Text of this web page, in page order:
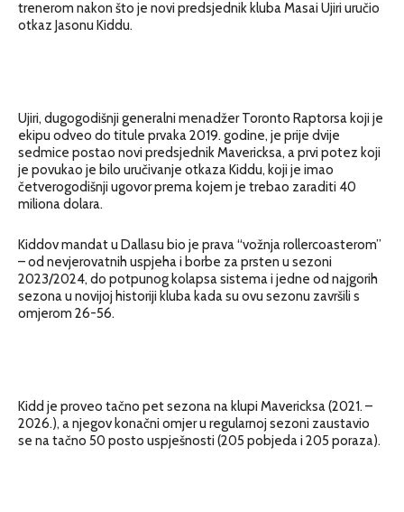
trenerom nakon što je novi predsjednik kluba Masai Ujiri uručio
otkaz Jasonu Kiddu.
Ujiri, dugogodišnji generalni menadžer Toronto Raptorsa koji je
ekipu odveo do titule prvaka 2019. godine, je prije dvije
sedmice postao novi predsjednik Mavericksa, a prvi potez koji
je povukao je bilo uručivanje otkaza Kiddu, koji je imao
četverogodišnji ugovor prema kojem je trebao zaraditi 40
miliona dolara.
Kiddov mandat u Dallasu bio je prava “vožnja rollercoasterom”
– od nevjerovatnih uspjeha i borbe za prsten u sezoni
2023/2024, do potpunog kolapsa sistema i jedne od najgorih
sezona u novijoj historiji kluba kada su ovu sezonu završili s
omjerom 26-56.
Kidd je proveo tačno pet sezona na klupi Mavericksa (2021. –
2026.), a njegov konačni omjer u regularnoj sezoni zaustavio
se na tačno 50 posto uspješnosti (205 pobjeda i 205 poraza).